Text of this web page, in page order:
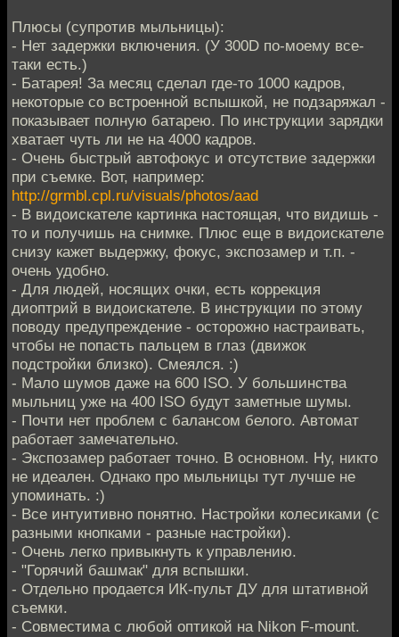
Плюсы (супротив мыльницы):
- Нет задержки включения. (У 300D по-моему все-
таки есть.)
- Батарея! За месяц сделал где-то 1000 кадров,
некоторые со встроенной вспышкой, не подзаряжал -
показывает полную батарею. По инструкции зарядки
хватает чуть ли не на 4000 кадров.
- Очень быстрый автофокус и отсутствие задержки
при съемке. Вот, например:
http://grmbl.cpl.ru/visuals/photos/aad
- В видоискателе картинка настоящая, что видишь -
то и получишь на снимке. Плюс еще в видоискателе
снизу кажет выдержку, фокус, экспозамер и т.п. -
очень удобно.
- Для людей, носящих очки, есть коррекция
диоптрий в видоискателе. В инструкции по этому
поводу предупреждение - осторожно настраивать,
чтобы не попасть пальцем в глаз (движок
подстройки близко). Смеялся. :)
- Мало шумов даже на 600 ISO. У большинства
мыльниц уже на 400 ISO будут заметные шумы.
- Почти нет проблем с балансом белого. Автомат
работает замечательно.
- Экспозамер работает точно. В основном. Ну, никто
не идеален. Однако про мыльницы тут лучше не
упоминать. :)
- Все интуитивно понятно. Настройки колесиками (с
разными кнопками - разные настройки).
- Очень легко привыкнуть к управлению.
- "Горячий башмак" для вспышки.
- Отдельно продается ИК-пульт ДУ для штативной
съемки.
- Совместима с любой оптикой на Nikon F-mount.